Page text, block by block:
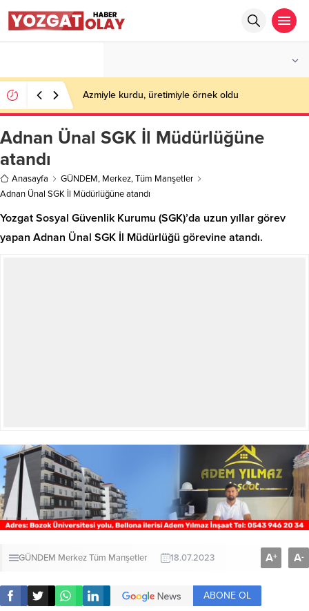
Azmiyle kurdu, üretimiyle örnek oldu
Adnan Ünal SGK İl Müdürlüğüne
atandı
Anasayfa GÜNDEM, Merkez,Tüm Manşetler
Adnan Ünal SGK İl Müdürlüğüne atandı
Yozgat Sosyal Güvenlik Kurumu (SGK)’da uzun yıllar görev
yapan Adnan Ünal SGK İl Müdürlüğü görevine atandı.
GÜNDEM MerkezTüm Manşetler 18.07.2023 A+ A-
ABONE OL